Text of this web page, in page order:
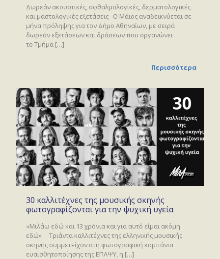
Δωρεάν ακουστικές, οφθαλμολογικές, δερματολογικές
και μαστολογικές εξετάσεις Ο Μάιος αναδεικνύεται σε
μήνα πρόληψης για τον Δήμο Αθηναίων, με σειρά
δωρεάν εξετάσεων και δράσεων που οργανώνει
το Τμήμα […]
Περισσότερα
30 καλλιτέχνες της μουσικής σκηνής
φωτογραφίζονται για την ψυχική υγεία
«Μιλάω εδώ και 13 χρόνια και για αυτό είμαι ακόμη
εδώ» Τριάντα καλλιτέχνες της ελληνικής μουσικής
σκηνής συμμετείχαν στη φωτογραφική καμπάνια
ευαισθητοποίησης της ΕΠΑΨΥ, η […]